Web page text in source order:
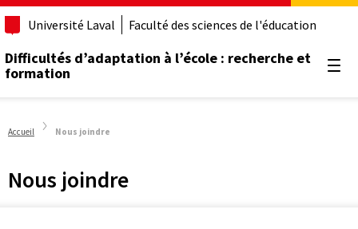
Université Laval Faculté des sciences de l'éducation
Difficultés d’adaptation à l’école : recherche et
formation
Accueil Nous joindre
Nous joindre